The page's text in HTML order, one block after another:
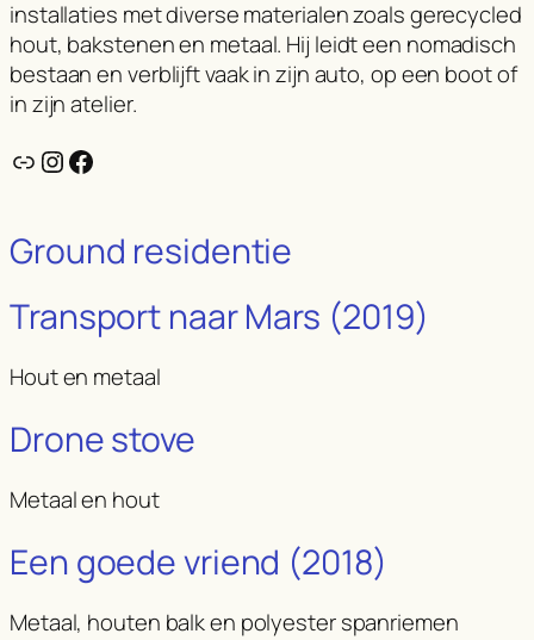
installaties met diverse materialen zoals gerecycled
hout, bakstenen en metaal. Hij leidt een nomadisch
bestaan ​​en verblijft vaak in zijn auto, op een boot of
in zijn atelier.
LinkInstagram
Facebook
Ground residentie
Transport naar Mars (2019)
Hout en metaal
Drone stove
Metaal en hout
Een goede vriend (2018)
Metaal, houten balk en polyester spanriemen